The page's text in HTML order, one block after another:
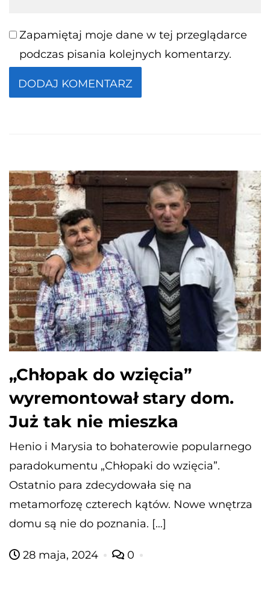
Zapamiętaj moje dane w tej przeglądarce
podczas pisania kolejnych komentarzy.
„Chłopak do wzięcia”
wyremontował stary dom.
Już tak nie mieszka
Henio i Marysia to bohaterowie popularnego
paradokumentu „Chłopaki do wzięcia”.
Ostatnio para zdecydowała się na
metamorfozę czterech kątów. Nowe wnętrza
domu są nie do poznania. […]
28 maja, 2024 0